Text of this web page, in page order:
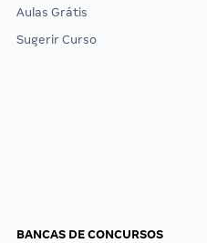
Aulas Grátis
Sugerir Curso
BANCAS DE CONCURSOS